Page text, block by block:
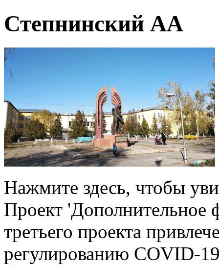
Степнинский АА
Нажмите здесь, чтобы
Проект 'Дополнительное
третьего проекта
регулированию COVID-